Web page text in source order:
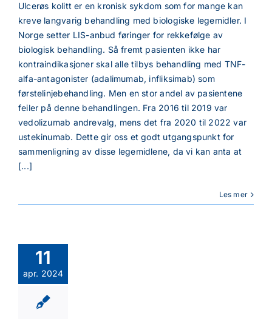
Ulcerøs kolitt er en kronisk sykdom som for mange kan
kreve langvarig behandling med biologiske legemidler. I
Norge setter LIS-anbud føringer for rekkefølge av
biologisk behandling. Så fremt pasienten ikke har
kontraindikasjoner skal alle tilbys behandling med TNF-
alfa-antagonister (adalimumab, infliksimab) som
førstelinjebehandling. Men en stor andel av pasientene
feiler på denne behandlingen. Fra 2016 til 2019 var
vedolizumab andrevalg, mens det fra 2020 til 2022 var
ustekinumab. Dette gir oss et godt utgangspunkt for
sammenligning av disse legemidlene, da vi kan anta at
[...]
Les mer
11
apr. 2024